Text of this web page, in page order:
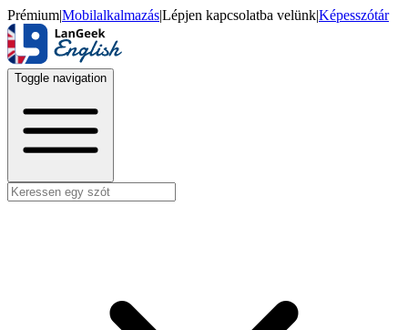
Prémium|Mobilalkalmazás|Lépjen kapcsolatba velünk|Képesszótár
Toggle navigation